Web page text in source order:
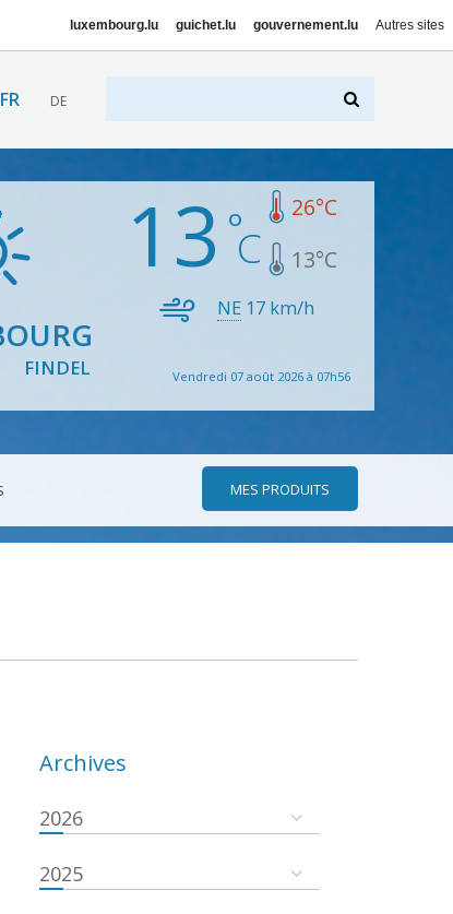
luxembourg.lu guichet.lu gouvernement.lu Autres sites
FR DE
FINDEL
13 26°C
13°C
NE 17 km/h
Vendredi 07 août 2026 à 07h56
MES PRODUITS
Archives
2026
2025